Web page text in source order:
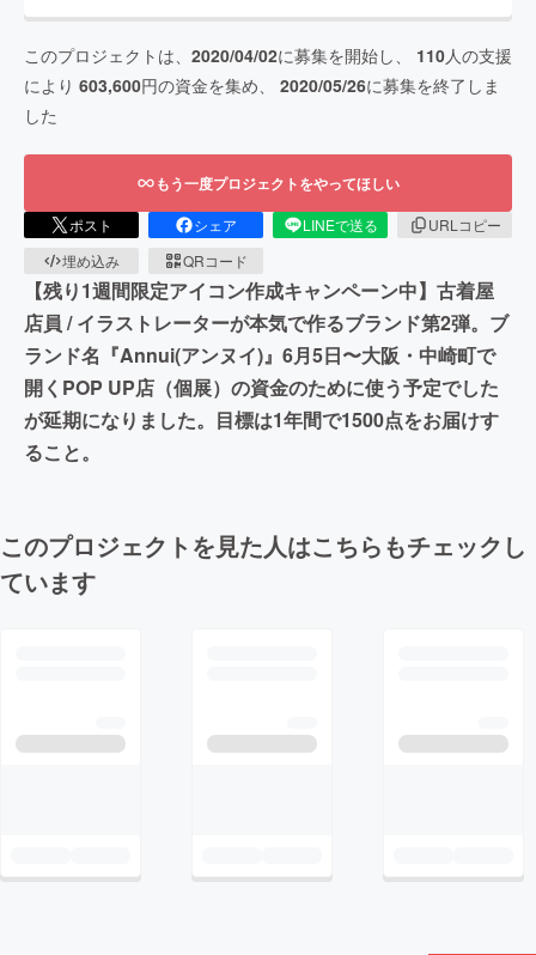
このプロジェクトは、 2020/04/02に募集を開始し、 110人の支援
により 603,600円の資金を集め、 2020/05/26に募集を終了しま
した
もう一度プロジェクトをやってほしい
ポスト シェア LINEで送る
URLコピー
埋め込み
QRコード
【残り1週間限定アイコン作成キャンペーン中】古着屋
店員 / イラストレーターが本気で作るブランド第2弾。ブ
ランド名『Annui(アンヌイ)』6月5日〜大阪・中崎町で
開くPOP UP店（個展）の資金のために使う予定でした
が延期になりました。目標は1年間で1500点をお届けす
ること。
このプロジェクトを見た人はこちらもチェックし
ています